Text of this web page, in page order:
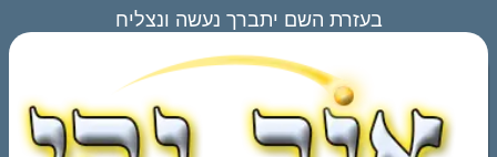
בעזרת השם יתברך נעשה ונצליח